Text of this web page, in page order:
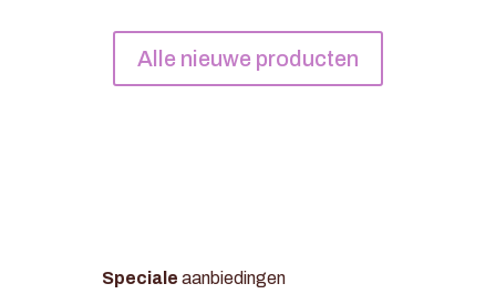
Alle nieuwe producten
Speciale aanbiedingen